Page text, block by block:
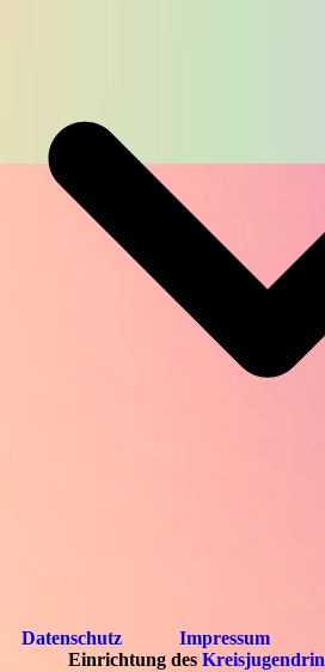
Datenschutz Impressum
das
Einrichtung des